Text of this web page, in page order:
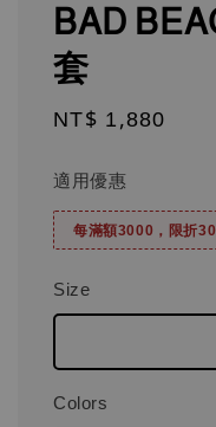
BAD
套
Regular
NT$ 1,880
適用優惠
每滿額3000，限折
Size
Colors